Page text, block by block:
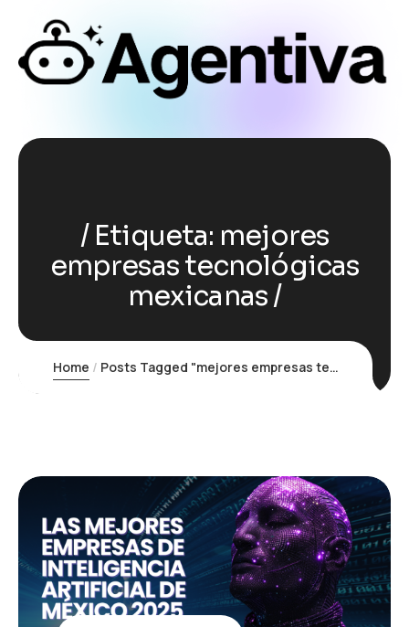
Etiqueta: mejores
empresas tecnológicas
mexicanas
Home Posts Tagged "mejores empresas tecnológicas mexicanas"